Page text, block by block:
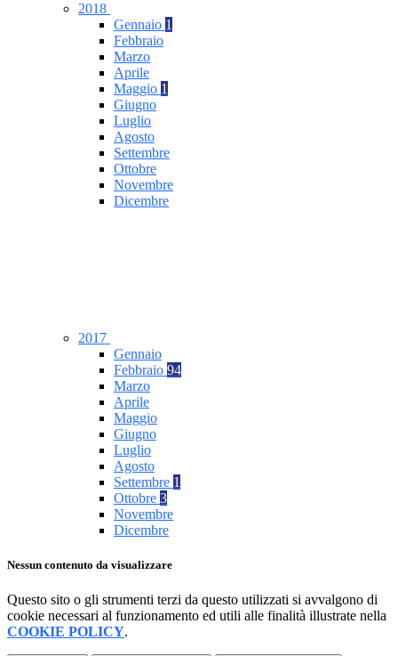
2018
Gennaio 1
Febbraio
Marzo
Aprile
Maggio 1
Giugno
Luglio
Agosto
Settembre
Ottobre
Novembre
Dicembre
2017
Gennaio
Febbraio 94
Marzo
Aprile
Maggio
Giugno
Luglio
Agosto
Settembre 1
Ottobre 3
Novembre
Dicembre
Nessun contenuto da visualizzare
Questo sito o gli strumenti terzi da questo utilizzati si avvalgono di
cookie necessari al funzionamento ed utili alle finalità illustrate nella
COOKIE POLICY.